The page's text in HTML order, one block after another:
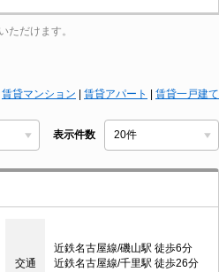
ただけます。
賃貸マンション 賃貸アパート 賃貸一戸建て
表示件数
交通
近鉄名古屋線/磯山駅 徒歩6分
近鉄名古屋線/千里駅 徒歩26分